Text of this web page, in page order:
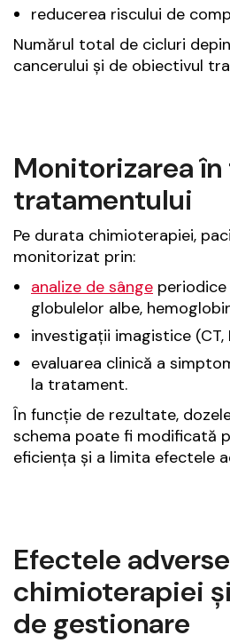
reducerea riscului de
Numărul total de cicluri
cancerului și de obiectivul
Monitorizarea
tratamentului
Pe durata chimioterapiei,
monitorizat prin:
analize de sânge
globulelor albe,
investigații imagistice (CT,
evaluarea clinică a
la tratament.
În funcție de rezultate,
schema poate fi modificată
eficiența și a limita efectele
Efectele
chimioterapiei
de gestionare